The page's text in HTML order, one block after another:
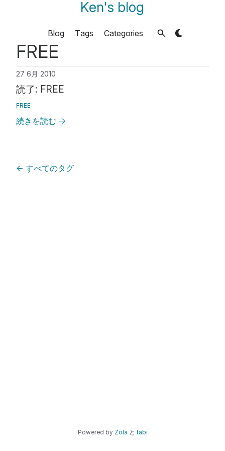
Ken's blog
Blog Tags Categories
FREE
27 6月 2010
読了: FREE
FREE
続きを読む →
← すべてのタグ
Powered by Zola と tabi